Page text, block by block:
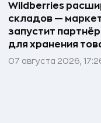
Wildberries
складов —
запустит
для хранения
07 августа 2026,